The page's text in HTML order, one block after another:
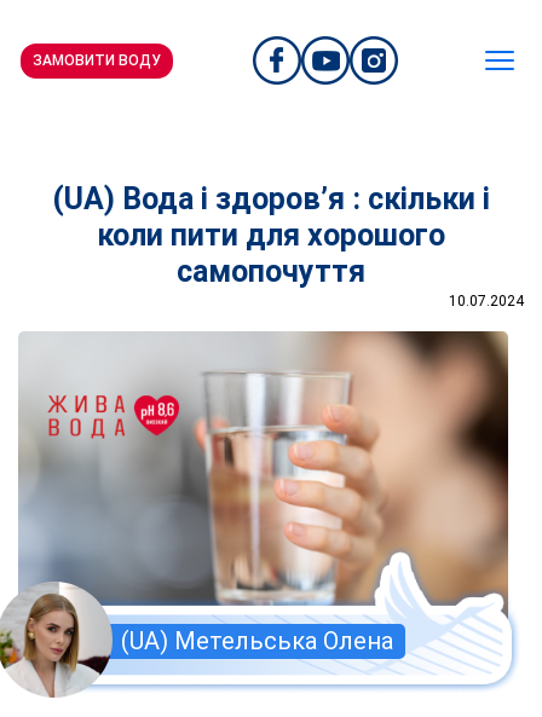
ЗАМОВИТИ ВОДУ
(UA) Вода і здоров’я : скільки і
коли пити для хорошого
самопочуття
10.07.2024
(UA) Метельська Олена